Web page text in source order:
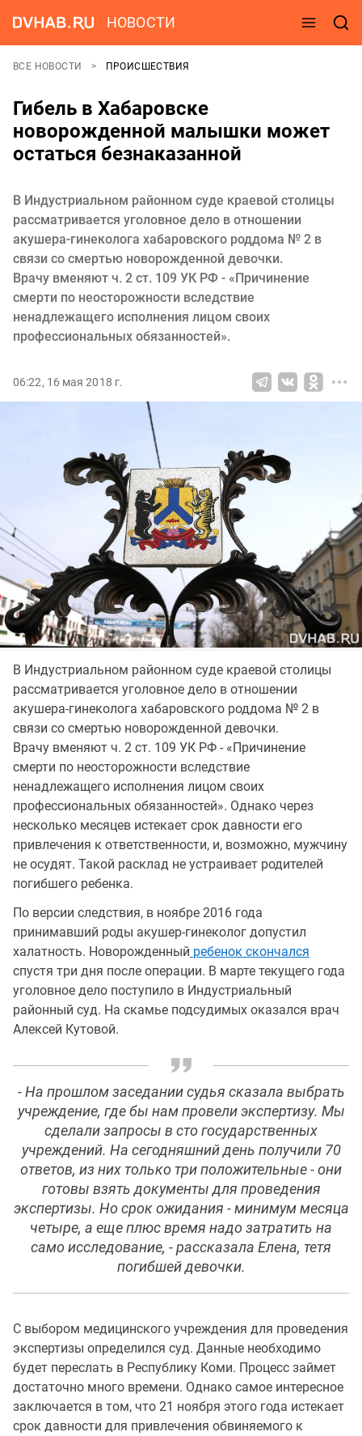
НОВОСТИ
ВСЕ НОВОСТИ ПРОИСШЕСТВИЯ
Гибель в Хабаровске
новорожденной малышки может
остаться безнаказанной
В Индустриальном районном суде краевой столицы
рассматривается уголовное дело в отношении
акушера-гинеколога хабаровского роддома № 2 в
связи со смертью новорожденной девочки.
Врачу вменяют ч. 2 ст. 109 УК РФ - «Причинение
смерти по неосторожности вследствие
ненадлежащего исполнения лицом своих
профессиональных обязанностей».
06:22, 16 мая 2018 г.
В Индустриальном районном суде краевой столицы
рассматривается уголовное дело в отношении
акушера-гинеколога хабаровского роддома № 2 в
связи со смертью новорожденной девочки.
Врачу вменяют ч. 2 ст. 109 УК РФ - «Причинение
смерти по неосторожности вследствие
ненадлежащего исполнения лицом своих
профессиональных обязанностей». Однако через
несколько месяцев истекает срок давности его
привлечения к ответственности, и, возможно, мужчину
не осудят. Такой расклад не устраивает родителей
погибшего ребенка.
По версии следствия, в ноябре 2016 года
принимавший роды акушер-гинеколог допустил
халатность. Новорожденный ребенок скончался
спустя три дня после операции. В марте текущего года
уголовное дело поступило в Индустриальный
районный суд. На скамье подсудимых оказался врач
Алексей Кутовой.
- На прошлом заседании судья сказала выбрать
учреждение, где бы нам провели экспертизу. Мы
сделали запросы в сто государственных
учреждений. На сегодняшний день получили 70
ответов, из них только три положительные - они
готовы взять документы для проведения
экспертизы. Но срок ожидания - минимум месяца
четыре, а еще плюс время надо затратить на
само исследование, - рассказала Елена, тетя
погибшей девочки.
С выбором медицинского учреждения для проведения
экспертизы определился суд. Данные необходимо
будет переслать в Республику Коми. Процесс займет
достаточно много времени. Однако самое интересное
заключается в том, что 21 ноября этого года истекает
срок давности для привлечения обвиняемого к